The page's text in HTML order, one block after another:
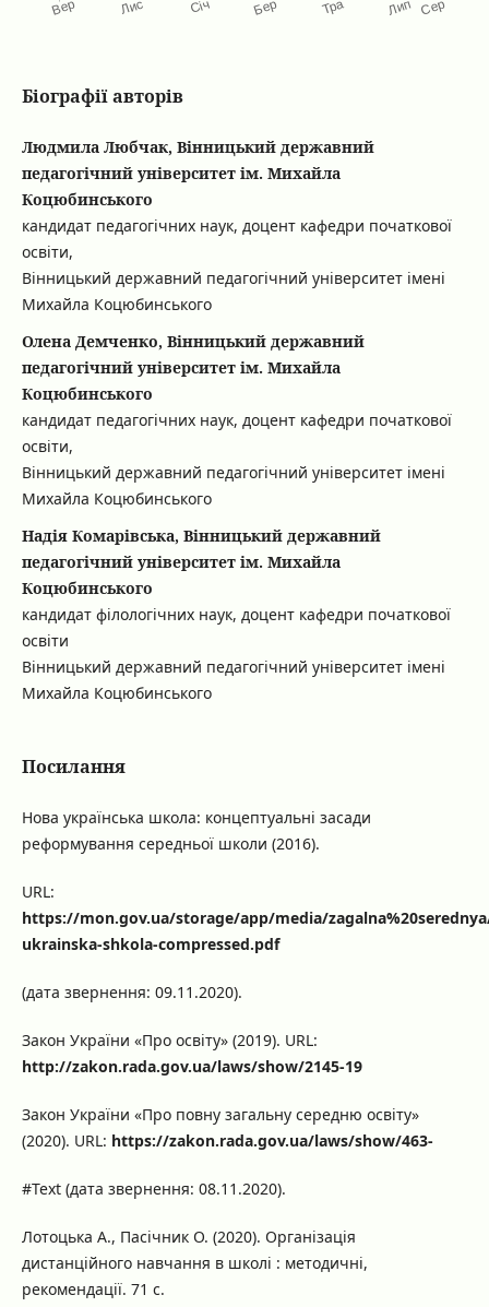
Біографії авторів
Людмила Любчак, Вінницький державний
педагогічний університет ім. Михайла
Коцюбинського
кандидат педагогічних наук, доцент кафедри початкової
освіти,
Вінницький державний педагогічний університет імені
Михайла Коцюбинського
Олена Демченко, Вінницький державний
педагогічний університет ім. Михайла
Коцюбинського
кандидат педагогічних наук, доцент кафедри початкової
освіти,
Вінницький державний педагогічний університет імені
Михайла Коцюбинського
Надія Комарівська, Вінницький державний
педагогічний університет ім. Михайла
Коцюбинського
кандидат філологічних наук, доцент кафедри початкової
освіти
Вінницький державний педагогічний університет імені
Михайла Коцюбинського
Посилання
Нова українська школа: концептуальні засади
реформування середньої школи (2016).
URL:
https://mon.gov.ua/storage/app/media/
ukrainska-shkola-compressed.pdf
(дата звернення: 09.11.2020).
Закон України «Про освіту» (2019). URL:
http://zakon.rada.gov.ua/laws/show/2145-19
Закон України «Про повну загальну середню освіту»
(2020). URL: https://zakon.rada.gov.ua/laws/show/463-
#Text (дата звернення: 08.11.2020).
Лотоцька А., Пасічник О. (2020). Організація
дистанційного навчання в школі : методичні,
рекомендації. 71 с.